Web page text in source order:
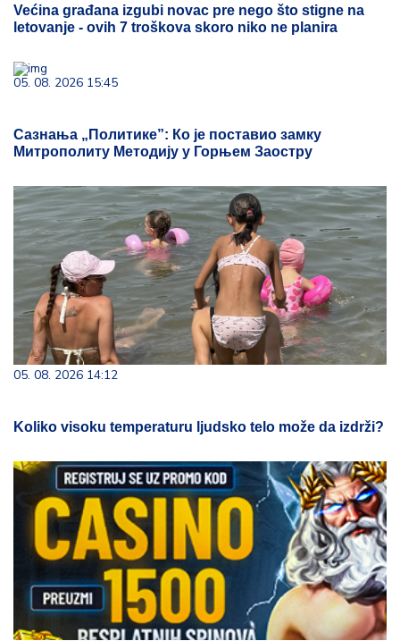
Većina građana izgubi novac pre nego što stigne na
letovanje - ovih 7 troškova skoro niko ne planira
05. 08. 2026 15:45
Сазнања „Политике”: Ко је поставио замку
Митрополиту Методију у Горњем Заостру
05. 08. 2026 14:12
Koliko visoku temperaturu ljudsko telo može da izdrži?